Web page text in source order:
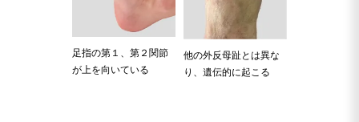
足指の第１、第２関節
が上を向いている
他の外反母趾とは異な
り、遺伝的に起こる